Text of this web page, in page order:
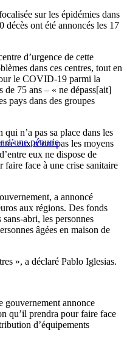
sur les épidémies dans
décès ont été annoncés les 17
d’urgence de cette
dans ces centres, tout en
le COVID-19 parmi la
75 ans – « ne dépass[ait]
pays dans des groupes
d’une pénurie
n’a pas sa place dans les
eux n’ont pas les moyens
eux ne dispose de
faire face à une crise sanitaire
a annoncé
aux régions. Des fonds
abri, les personnes
âgées en maison de
», a déclaré Pablo Iglesias.
gouvernement annonce
qu’il prendra pour faire face
d’équipements